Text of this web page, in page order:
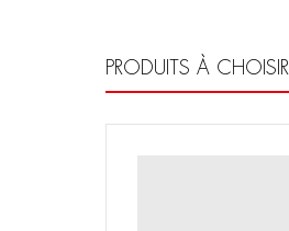
PRODUITS À CHOISIR